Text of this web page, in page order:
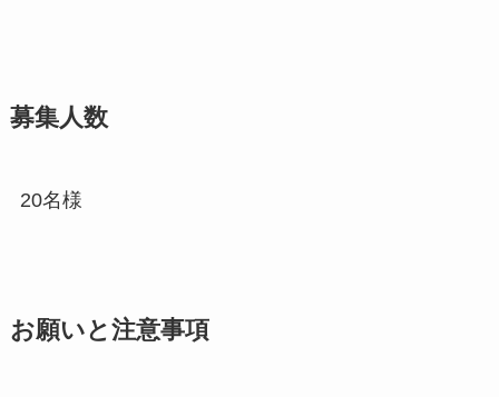
募集人数
20名様
お願いと注意事項